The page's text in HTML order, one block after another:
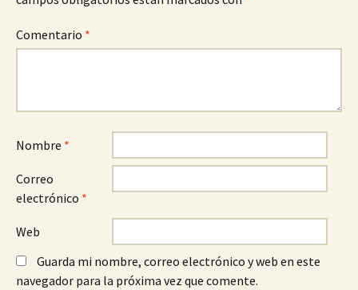
Comentario *
Nombre *
Correo
electrónico *
Web
Guarda mi nombre, correo electrónico y web en este
navegador para la próxima vez que comente.